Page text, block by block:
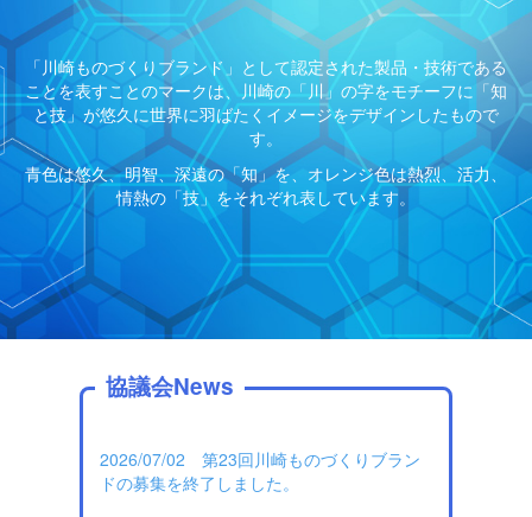
「川崎ものづくりブランド」として認定された製品・技術である
ことを表すことのマークは、川崎の「川」の字をモチーフに「知
と技」が悠久に世界に羽ばたくイメージをデザインしたもので
す。
青色は悠久、明智、深遠の「知」を、オレンジ色は熱烈、活力、
情熱の「技」をそれぞれ表しています。
協議会News
2026/07/02 第23回川崎ものづくりブラン
ドの募集を終了しました。